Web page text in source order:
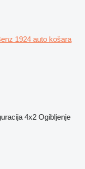
1924 auto košara
4x2 Ogibljenje